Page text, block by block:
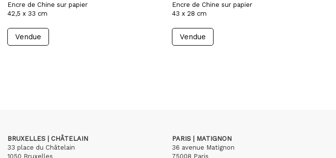
Encre de Chine sur papier
42,5 x 33 cm
Vendue
Encre de Chine sur papier
43 x 28 cm
Vendue
BRUXELLES | CHÂTELAIN
33 place du Châtelain
1050 Bruxelles
PARIS | MATIGNON
36 avenue Matignon
75008 Paris